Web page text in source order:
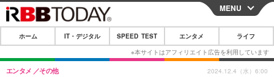
CLOSE
ホーム
IT・デジタル
MENU
ホーム IT・デジタル SPEED TEST エンタメ ライフ
エンタメ その他 2024.12.4（水）6:00